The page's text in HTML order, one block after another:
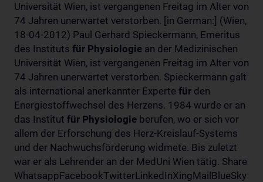
Universität Wien, ist vergangenen Freitag im Alter von
74 Jahren unerwartet verstorben. [in German:] (Wien,
18-04-2012) Paul Gerhard Spieckermann, Emeritus
des Instituts für Physiologie an der Medizinischen
Universität Wien, ist vergangenen Freitag im Alter von
74 Jahren unerwartet verstorben. Spieckermann galt
als international anerkannter Experte für den
Energiestoffwechsel des Herzens. 1984 wurde er an
das Institut für Physiologie berufen, wo er sich vor
allem der Erforschung des Herz-Kreislauf-Systems
und der Nachwuchsförderung widmete. Bis zuletzt
war er als Lehrender an der MedUni Wien tätig. Share
WhatsappFacebookTwitterLinkedInXingMailBlueSky